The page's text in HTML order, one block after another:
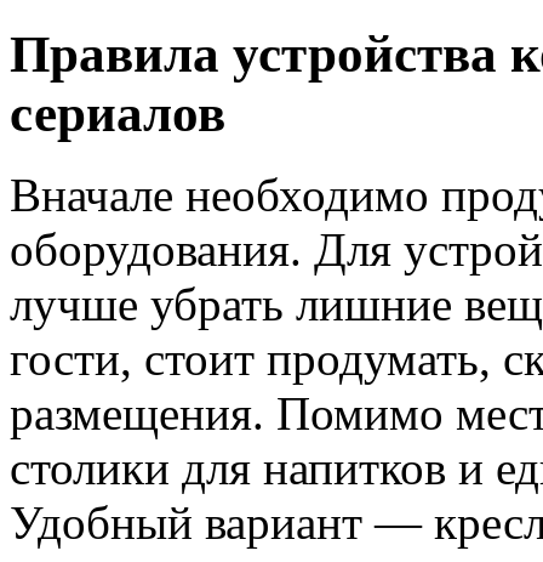
Правила устройства
сериалов
Вначале необходимо
оборудования. Для
лучше убрать лишние
гости, стоит продумать,
размещения. Помимо
столики для напитков и
Удобный вариант —